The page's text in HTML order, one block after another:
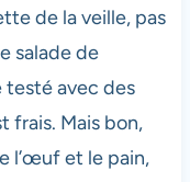
de la veille, pas
salade de
testé avec des
frais. Mais bon,
l’œuf et le pain,